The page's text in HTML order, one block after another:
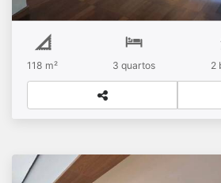
118 m² 3quartos 2